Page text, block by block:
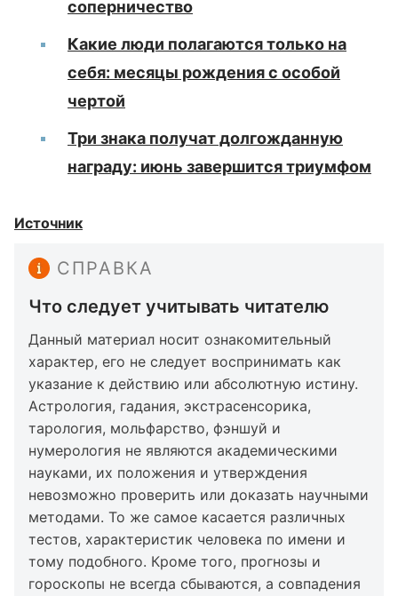
соперничество
Какие люди полагаются только на
себя: месяцы рождения с особой
чертой
Три знака получат долгожданную
награду: июнь завершится триумфом
Источник
СПРАВКА
Что следует учитывать читателю
Данный материал носит ознакомительный
характер, его не следует воспринимать как
указание к действию или абсолютную истину.
Астрология, гадания, экстрасенсорика,
тарология, мольфарство, фэншуй и
нумерология не являются академическими
науками, их положения и утверждения
невозможно проверить или доказать научными
методами. То же самое касается различных
тестов, характеристик человека по имени и
тому подобного. Кроме того, прогнозы и
гороскопы не всегда сбываются, а совпадения